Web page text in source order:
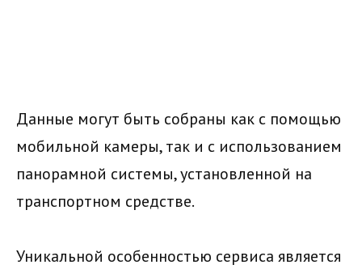
Данные могут быть собраны как с помощью
мобильной камеры, так и с использованием
панорамной системы, установленной на
транспортном средстве.
Уникальной особенностью сервиса является